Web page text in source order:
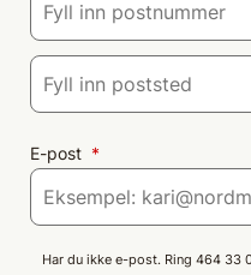
E-post *
Har du ikke e-post. Ring 464 33